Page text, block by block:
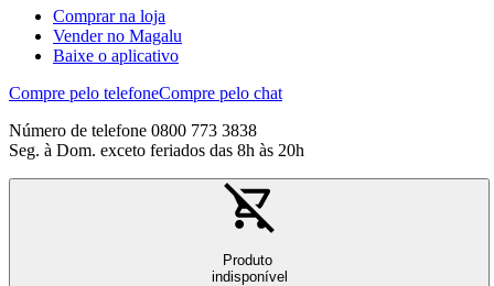
Comprar na loja
Vender no Magalu
Baixe o aplicativo
Compre pelo telefoneCompre pelo chat
Número de telefone 0800 773 3838
Seg. à Dom. exceto feriados das 8h às 20h
Produto
indisponível